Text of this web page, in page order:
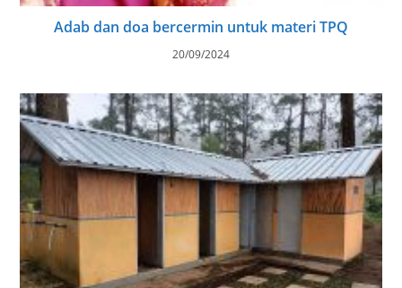
Adab dan doa bercermin untuk materi TPQ
20/09/2024